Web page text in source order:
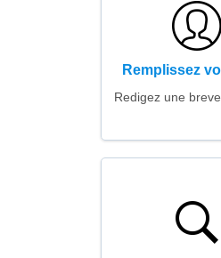
Remplissez
Redigez une